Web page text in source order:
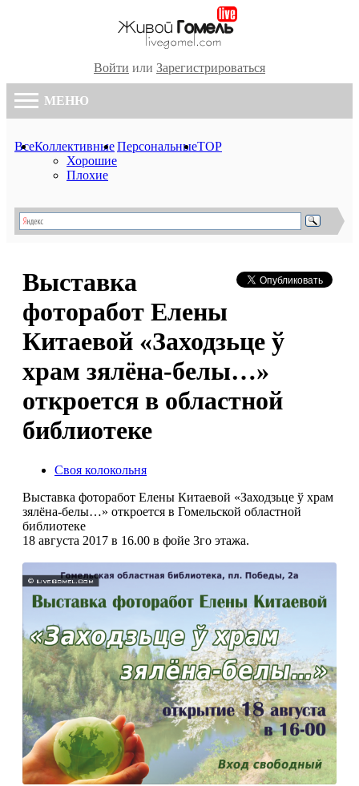
Войти или Зарегистрироваться
МЕНЮ
ВсеКоллективные
Хорошие
Плохие
ПерсональныеTOP
Выставка
фоторабот Елены
Китаевой «Заходзьце ў
храм зялёна-белы…»
откроется в областной
библиотеке
Своя колокольня
Выставка фоторабот Елены Китаевой «Заходзьце ў храм
зялёна-белы…» откроется в Гомельской областной
библиотеке
18 августа 2017 в 16.00 в фойе 3го этажа.